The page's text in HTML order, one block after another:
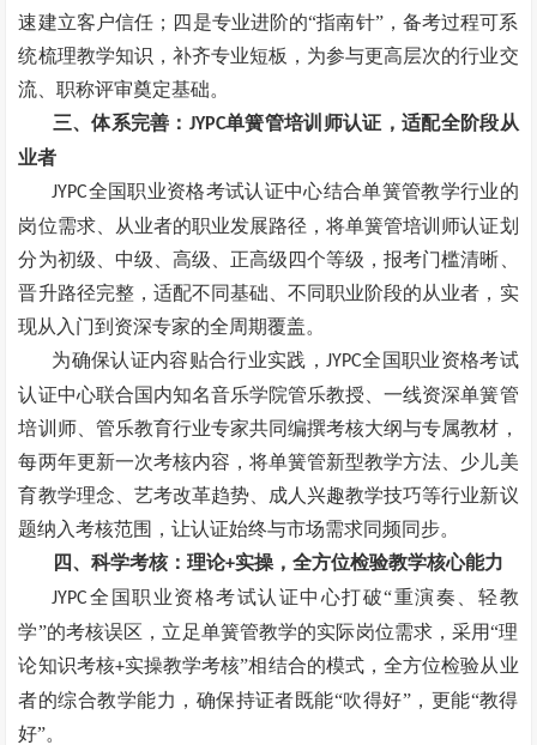
速建立客户信任；四是专业进阶的“指南针”，备考过程可系
统梳理教学知识，补齐专业短板，为参与更高层次的行业交
流、职称评审奠定基础。
三、体系完善： JYPC单簧管培训师认证，适配全阶段从
业者
JYPC全国职业资格考试认证中心结合单簧管教学行业的
岗位需求、从业者的职业发展路径，将单簧管培训师认证划
分为初级、中级、高级、正高级四个等级，报考门槛清晰、
晋升路径完整，适配不同基础、不同职业阶段的从业者，实
现从入门到资深专家的全周期覆盖。
为确保认证内容贴合行业实践， JYPC全国职业资格考试
认证中心联合国内知名音乐学院管乐教授、一线资深单簧管
培训师、管乐教育行业专家共同编撰考核大纲与专属教材，
每两年更新一次考核内容，将单簧管新型教学方法、少儿美
育教学理念、艺考改革趋势、成人兴趣教学技巧等行业新议
题纳入考核范围，让认证始终与市场需求同频同步。
四、科学考核：理论+实操，全方位检验教学核心能力
JYPC全国职业资格考试认证中心打破“重演奏、轻教
学”的考核误区，立足单簧管教学的实际岗位需求，采用“理
论知识考核+实操教学考核”相结合的模式，全方位检验从业
者的综合教学能力，确保持证者既能“吹得好”，更能“教得
好”。